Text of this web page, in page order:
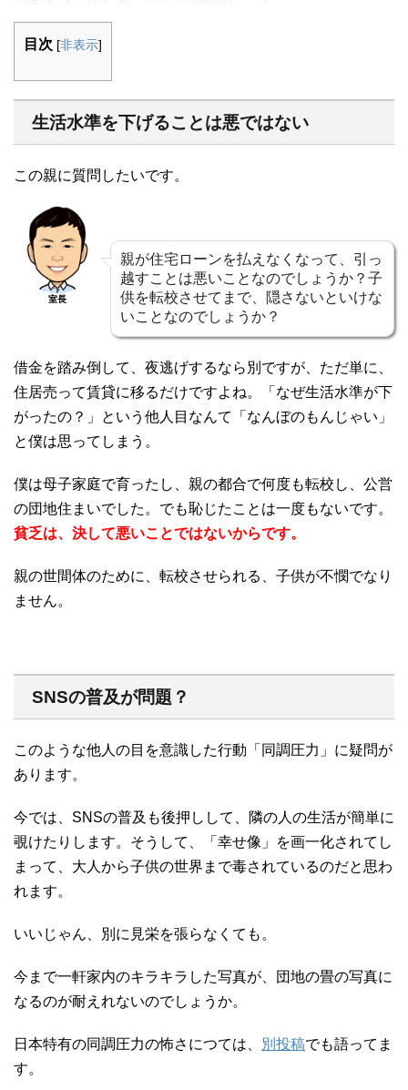
目次 [非表示]
生活水準を下げることは悪ではない
この親に質問したいです。
室長
親が住宅ローンを払えなくなって、引っ
越すことは悪いことなのでしょうか？子
供を転校させてまで、隠さないといけな
いことなのでしょうか？
借金を踏み倒して、夜逃げするなら別ですが、ただ単に、
住居売って賃貸に移るだけですよね。「なぜ生活水準が下
がったの？」という他人目なんて「なんぼのもんじゃい」
と僕は思ってしまう。
僕は母子家庭で育ったし、親の都合で何度も転校し、公営
の団地住まいでした。でも恥じたことは一度もないです。
貧乏は、決して悪いことではないからです。
親の世間体のために、転校させられる、子供が不憫でなり
ません。
SNSの普及が問題？
このような他人の目を意識した行動「同調圧力」に疑問が
あります。
今では、SNSの普及も後押しして、隣の人の生活が簡単に
覗けたりします。そうして、「幸せ像」を画一化されてし
まって、大人から子供の世界まで毒されているのだと思わ
れます。
いいじゃん、別に見栄を張らなくても。
今まで一軒家内のキラキラした写真が、団地の畳の写真に
なるのが耐えれないのでしょうか。
日本特有の同調圧力の怖さにつては、 別投稿でも語ってま
す。